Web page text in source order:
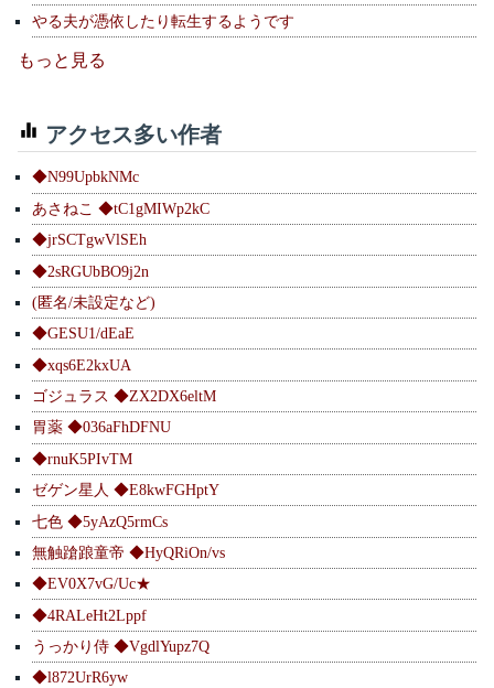
やる夫が憑依したり転生するようです
もっと見る
アクセス多い作者
◆N99UpbkNMc
あさねこ ◆tC1gMIWp2kC
◆jrSCTgwVlSEh
◆2sRGUbBO9j2n
(匿名/未設定など)
◆GESU1/dEaE
◆xqs6E2kxUA
ゴジュラス ◆ZX2DX6eltM
胃薬 ◆036aFhDFNU
◆rnuK5PIvTM
ゼゲン星人 ◆E8kwFGHptY
七色 ◆5yAzQ5rmCs
無触蹌踉童帝 ◆HyQRiOn/vs
◆EV0X7vG/Uc★
◆4RALeHt2Lppf
うっかり侍 ◆VgdlYupz7Q
◆l872UrR6yw